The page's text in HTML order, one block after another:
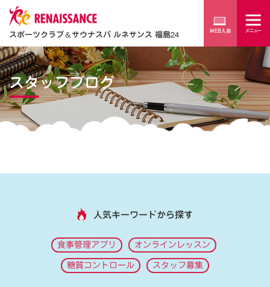
スポーツクラブ＆サウナスパ ルネサンス 福島24
スタッフブログ
人気キーワードから探す
食事管理アプリ オンラインレッスン
糖質コントロール スタッフ募集